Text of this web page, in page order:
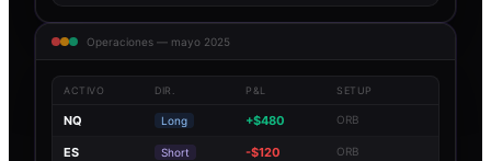
Operaciones — mayo 2025
ACTIVO DIR. P&L SETUP
NQ Long +$480 ORB
ES Short -$120 ORB